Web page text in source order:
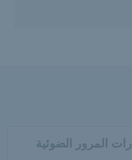
المرور الضوئية